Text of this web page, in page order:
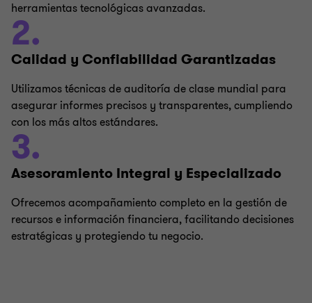
herramientas tecnológicas avanzadas.
2.
Calidad y Confiabilidad Garantizadas
Utilizamos técnicas de auditoría de clase mundial para
asegurar informes precisos y transparentes, cumpliendo
con los más altos estándares.
3.
Asesoramiento Integral y Especializado
Ofrecemos acompañamiento completo en la gestión de
recursos e información financiera, facilitando decisiones
estratégicas y protegiendo tu negocio.